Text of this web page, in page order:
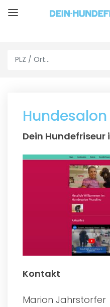
Dein Hundefriseur
Kontakt
Marion Jahrstorfer